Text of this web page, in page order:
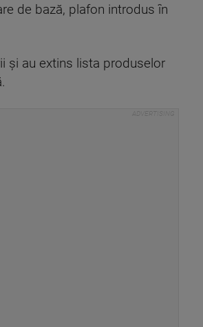
de bază, plafon introdus în
şi au extins lista produselor